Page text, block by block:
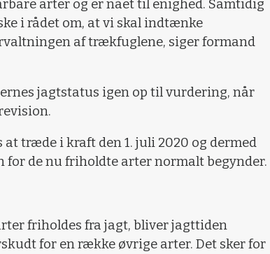
arter og er nået til enighed. Samtidig
i rådet om, at vi skal indtænke
af trækfuglene, siger formand
jagtstatus igen op til vurdering, når
at træde i kraft den 1. juli 2020 og dermed
for de nu friholdte arter normalt begynder.
friholdes fra jagt, bliver jagttiden
for en række øvrige arter. Det sker for